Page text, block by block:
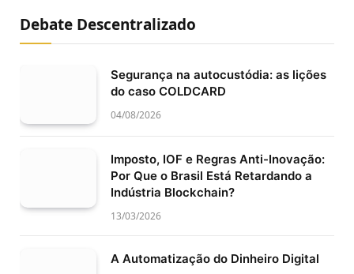
Debate Descentralizado
Segurança na autocustódia: as lições
do caso COLDCARD
04/08/2026
Imposto, IOF e Regras Anti-Inovação:
Por Que o Brasil Está Retardando a
Indústria Blockchain?
13/03/2026
A Automatização do Dinheiro Digital